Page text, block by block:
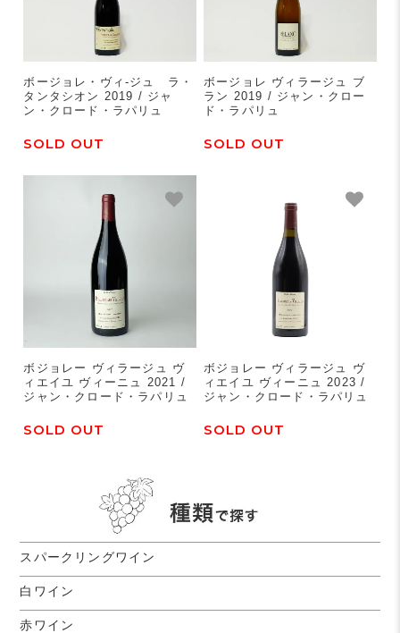
ボージョレ・ヴィ-ジュ ラ・
タンタシオン 2019 / ジャ
ン・クロード・ラパリュ
SOLD OUT
ボージョレ ヴィラージュ ブ
ラン 2019 / ジャン・クロー
ド・ラパリュ
SOLD OUT
ボジョレー ヴィラージュ ヴ
ィエイユ ヴィーニュ 2021 /
ジャン・クロード・ラパリュ
SOLD OUT
ボジョレー ヴィラージュ ヴ
ィエイユ ヴィーニュ 2023 /
ジャン・クロード・ラパリュ
SOLD OUT
スパークリングワイン
白ワイン
赤ワイン